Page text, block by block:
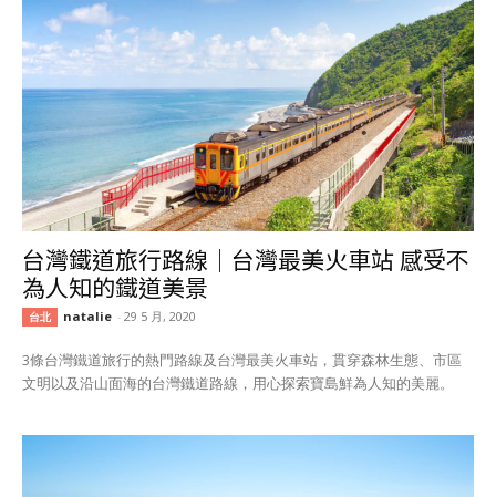
台灣鐵道旅行路線｜台灣最美火車站 感受不
為人知的鐵道美景
台北 natalie - 29 5 月, 2020
3條台灣鐵道旅行的熱門路線及台灣最美火車站，貫穿森林生態、市區
文明以及沿山面海的台灣鐵道路線，用心探索寶島鮮為人知的美麗。